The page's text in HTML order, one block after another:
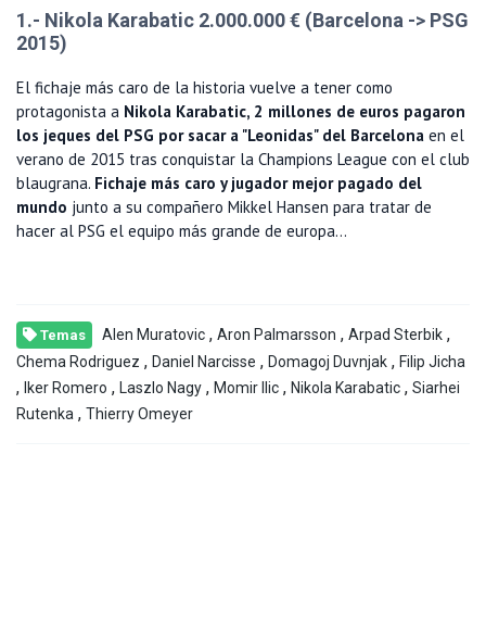
1.- Nikola Karabatic 2.000.000 € (Barcelona -> PSG
2015)
El fichaje más caro de la historia vuelve a tener como
protagonista a Nikola Karabatic, 2 millones de euros pagaron
los jeques del PSG por sacar a "Leonidas" del Barcelona en el
verano de 2015 tras conquistar la Champions League con el club
blaugrana. Fichaje más caro y jugador mejor pagado del
mundo junto a su compañero Mikkel Hansen para tratar de
hacer al PSG el equipo más grande de europa...
Temas Alen Muratovic , Aron Palmarsson , Arpad Sterbik ,
Chema Rodriguez , Daniel Narcisse , Domagoj Duvnjak , Filip Jicha
, Iker Romero , Laszlo Nagy , Momir Ilic , Nikola Karabatic , Siarhei
Rutenka , Thierry Omeyer